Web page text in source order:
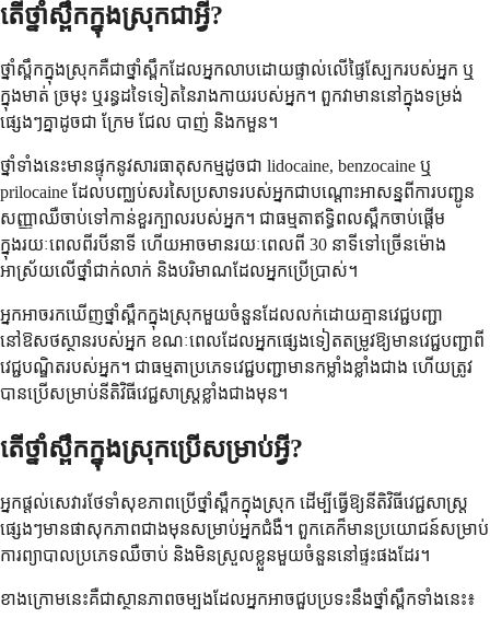
តើថ្នាំស្ពឹកក្នុងស្រុកជាអ្វី?
ថ្នាំស្ពឹកក្នុងស្រុកគឺជាថ្នាំស្ពឹកដែលអ្នកលាបដោយផ្ទាល់លើផ្ទៃស្បែករបស់អ្នក ឬ
ក្នុងមាត់ ច្រមុះ ឬរន្ធដទៃទៀតនៃរាងកាយរបស់អ្នក។ ពួកវាមាននៅក្នុងទម្រង់
ផ្សេងៗគ្នាដូចជា ក្រែម ជែល បាញ់ និងកមួន។
ថ្នាំទាំងនេះមានផ្ទុកនូវសារធាតុសកម្មដូចជា lidocaine, benzocaine ឬ
prilocaine ដែលបញ្ឈប់សរសៃប្រសាទរបស់អ្នកជាបណ្តោះអាសន្នពីការបញ្ជូន
សញ្ញាឈឺចាប់ទៅកាន់ខួរក្បាលរបស់អ្នក។ ជាធម្មតាឥទ្ធិពលស្ពឹកចាប់ផ្តើម
ក្នុងរយៈពេលពីរបីនាទី ហើយអាចមានរយៈពេលពី 30 នាទីទៅច្រើនម៉ោង
អាស្រ័យលើថ្នាំជាក់លាក់ និងបរិមាណដែលអ្នកប្រើប្រាស់។
អ្នកអាចរកឃើញថ្នាំស្ពឹកក្នុងស្រុកមួយចំនួនដែលលក់ដោយគ្មានវេជ្ជបញ្ជា
នៅឱសថស្ថានរបស់អ្នក ខណៈពេលដែលអ្នកផ្សេងទៀតតម្រូវឱ្យមានវេជ្ជបញ្ជាពី
វេជ្ជបណ្ឌិតរបស់អ្នក។ ជាធម្មតាប្រភេទវេជ្ជបញ្ជាមានកម្លាំងខ្លាំងជាង ហើយត្រូវ
បានប្រើសម្រាប់នីតិវិធីវេជ្ជសាស្ត្រខ្លាំងជាងមុន។
តើថ្នាំស្ពឹកក្នុងស្រុកប្រើសម្រាប់អ្វី?
អ្នកផ្តល់សេវារថែទាំសុខភាពប្រើថ្នាំស្ពឹកក្នុងស្រុក ដើម្បីធ្វើឱ្យនីតិវិធីវេជ្ជសាស្ត្រ
ផ្សេងៗមានផាសុកភាពជាងមុនសម្រាប់អ្នកជំងឺ។ ពួកគេក៏មានប្រយោជន៍សម្រាប់
ការព្យាបាលប្រភេទឈឺចាប់ និងមិនស្រួលខ្លួនមួយចំនួននៅផ្ទះផងដែរ។
ខាង​ក្រោម​នេះ​គឺ​ជា​ស្ថានភាព​ចម្បង​ដែល​អ្នក​អាច​ជួប​ប្រទះ​នឹង​ថ្នាំ​ស្ពឹក​ទាំង​នេះ៖